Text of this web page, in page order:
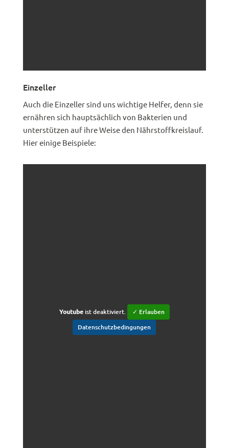
Einzeller
Auch die Einzeller sind uns wichtige Helfer, denn sie
ernähren sich hauptsächlich von Bakterien und
unterstützen auf ihre Weise den Nährstoffkreislauf.
Hier einige Beispiele:
Youtubeist deaktiviert.
✓ Erlauben
Datenschutzbedingungen